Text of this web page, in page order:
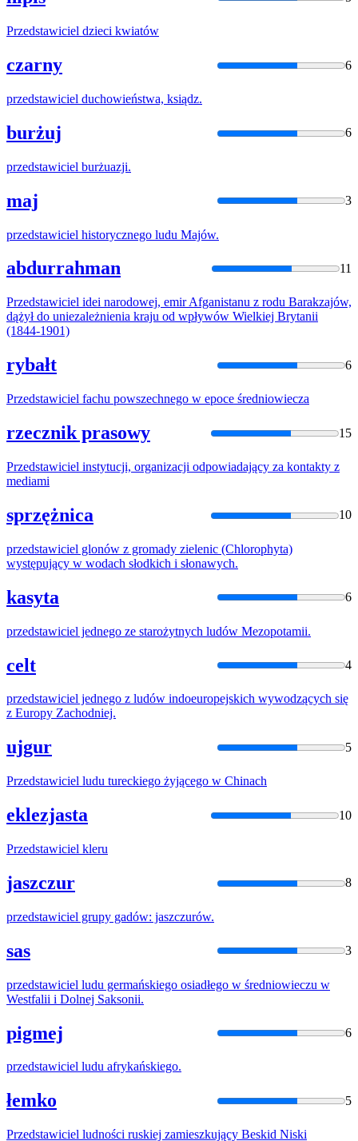
Przedstawiciel dzieci kwiatów
czarny 6
przedstawiciel duchowieństwa, ksiądz.
burżuj 6
przedstawiciel burżuazji.
maj 3
przedstawiciel historycznego ludu Majów.
abdurrahman 11
Przedstawiciel idei narodowej, emir Afganistanu z rodu Barakzajów,
dążył do uniezależnienia kraju od wpływów Wielkiej Brytanii
(1844-1901)
rybałt 6
Przedstawiciel fachu powszechnego w epoce średniowiecza
rzecznik prasowy 15
Przedstawiciel instytucji, organizacji odpowiadający za kontakty z
mediami
sprzężnica 10
przedstawiciel glonów z gromady zielenic (Chlorophyta)
występujący w wodach słodkich i słonawych.
kasyta 6
przedstawiciel jednego ze starożytnych ludów Mezopotamii.
celt 4
przedstawiciel jednego z ludów indoeuropejskich wywodzących się
z Europy Zachodniej.
ujgur 5
Przedstawiciel ludu tureckiego żyjącego w Chinach
eklezjasta 10
Przedstawiciel kleru
jaszczur 8
przedstawiciel grupy gadów: jaszczurów.
sas 3
przedstawiciel ludu germańskiego osiadłego w średniowieczu w
Westfalii i Dolnej Saksonii.
pigmej 6
przedstawiciel ludu afrykańskiego.
łemko 5
Przedstawiciel ludności ruskiej zamieszkujący Beskid Niski